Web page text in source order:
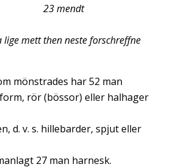
mendt
mett then neste forschreffne
mönstrades har 52 man
rör (bössor) eller halhager
d. v. s. hillebarder, spjut eller
27 man harnesk.